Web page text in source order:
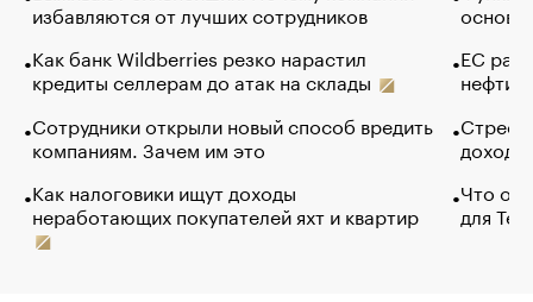
избавляются от лучших сотрудников
Как банк Wildberries резко нарастил
кредиты селлерам до атак на склады
Сотрудники открыли новый способ вредить
компаниям. Зачем им это
Как налоговики ищут доходы
неработающих покупателей яхт и квартир
основ
ЕС
нефти
Что
для